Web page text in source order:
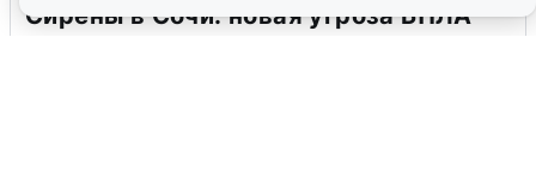
Сирены в Сочи: новая угроза БПЛА